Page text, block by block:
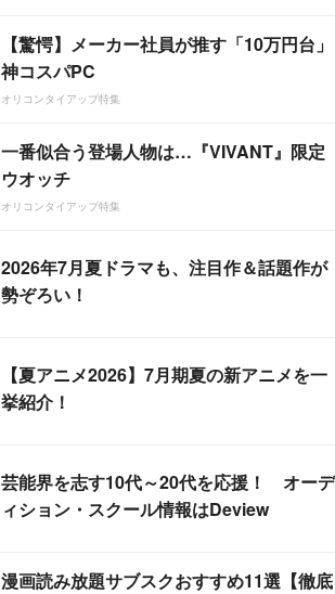
【驚愕】メーカー社員が推す「10万円台」
神コスパPC
オリコンタイアップ特集
一番似合う登場人物は…『VIVANT』限定
ウオッチ
オリコンタイアップ特集
2026年7月夏ドラマも、注目作＆話題作が
勢ぞろい！
【夏アニメ2026】7月期夏の新アニメを一
挙紹介！
芸能界を志す10代～20代を応援！ オーデ
ィション・スクール情報はDeview
漫画読み放題サブスクおすすめ11選【徹底